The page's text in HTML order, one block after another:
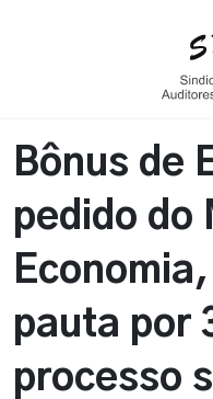
Bônus de
pedido do
pauta por
processo